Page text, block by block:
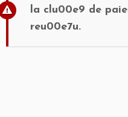
la clu00e9 de
reu00e7u.